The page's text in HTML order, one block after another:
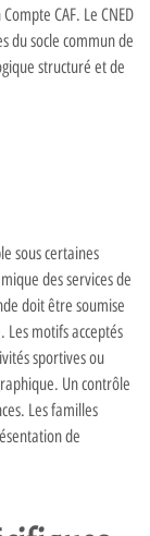
CAF. Le CNED
du socle commun de
structuré et de
sous certaines
des services de
doit être soumise
motifs acceptés
sportives ou
Un contrôle
Les familles
de